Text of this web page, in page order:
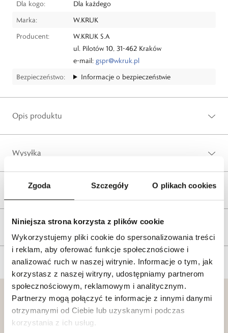
Zgoda Szczegóły O plikach cookies
Niniejsza strona korzysta z plików cookie
Wykorzystujemy pliki cookie do spersonalizowania treści
i reklam, aby oferować funkcje społecznościowe i
analizować ruch w naszej witrynie. Informacje o tym, jak
korzystasz z naszej witryny, udostępniamy partnerom
społecznościowym, reklamowym i analitycznym.
Partnerzy mogą połączyć te informacje z innymi danymi
otrzymanymi od Ciebie lub uzyskanymi podczas
korzystania z ich usług.
Dla kogo:
Dla każdego
Marka:
W.KRUK
Producent:
W.KRUK S.A
ul. Pilotów 10, 31-462 Kraków
e-mail: gspr@wkruk.pl
Bezpieczeństwo:
Informacje o bezpieczeństwie
Opis produktu
Wysyłka
Reklamacje i zwroty
Tagi